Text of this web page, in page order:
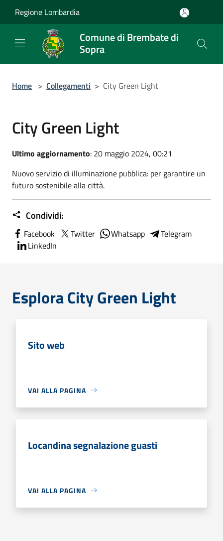
Regione Lombardia
Comune di Brembate di
Sopra
Home > Collegamenti > City Green Light
City Green Light
Ultimo aggiornamento: 20 maggio 2024, 00:21
Nuovo servizio di illuminazione pubblica: per garantire un
futuro sostenibile alla città.
Condividi:
Facebook Twitter Whatsapp
Telegram
LinkedIn
Esplora City Green Light
Sito web
VAI ALLA PAGINA
Locandina segnalazione guasti
VAI ALLA PAGINA